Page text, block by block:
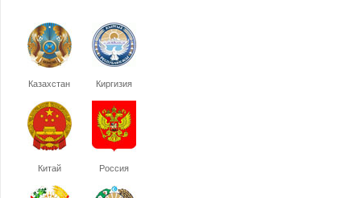
Казахстан Киргизия
Китай Россия